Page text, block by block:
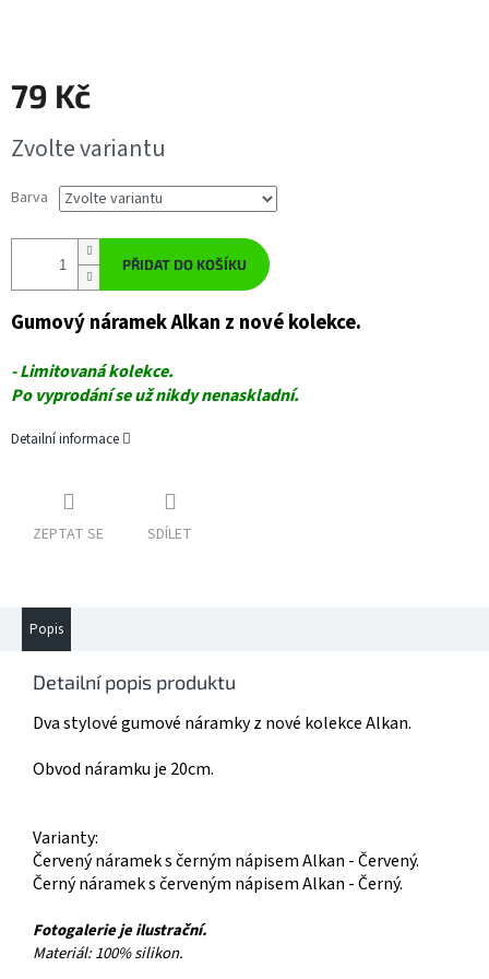
79 Kč
cena:
Zvolte variantu
Barva
PŘIDAT DO KOŠÍKU
Gumový náramek Alkan z nové kolekce.
- Limitovaná kolekce.
Po vyprodání se už nikdy nenaskladní.
Detailní informace
ZEPTAT SE SDÍLET
Popis
Detailní popis produktu
Dva stylové gumové náramky z nové kolekce Alkan.
Obvod náramku je 20cm.
Varianty:
Červený náramek s černým nápisem Alkan - Červený.
Černý náramek s červeným nápisem Alkan - Černý.
Fotogalerie je ilustrační.
Materiál: 100% silikon.